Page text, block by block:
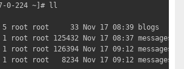
0-224 ~]# ll
root root     33 Nov 17 08:39 blogs
root 125432 Nov 17 08:37 messages
root 126394 Nov 17 09:12 messagesv2
root root   8234 Nov 17 09:12